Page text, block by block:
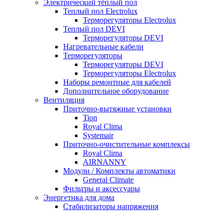
Электрический тёплый пол
Теплый пол Electrolux
Терморегуляторы Electrolux
Теплый пол DEVI
Терморегуляторы DEVI
Нагревательные кабели
Терморегуляторы
Терморегуляторы DEVI
Терморегуляторы Electrolux
Наборы ремонтные для кабелей
Дополнительное оборудование
Вентиляция
Приточно-вытяжные установки
Tion
Royal Clima
Systemair
Приточно-очистительные комплексы
Royal Clima
AIRNANNY
Модули / Комплекты автоматики
General Climate
Фильтры и аксессуары
Энергетика для дома
Стабилизаторы напряжения